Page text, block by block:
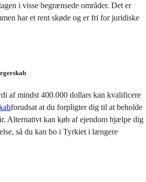
i visse begrænsede områder. Det er
har et rent skøde og er fri for juridiske
af mindst 400.000 dollars kan kvalificere
forudsat at du forpligter dig til at beholde
Alternativt kan køb af ejendom hjælpe dig
så du kan bo i Tyrkiet i længere